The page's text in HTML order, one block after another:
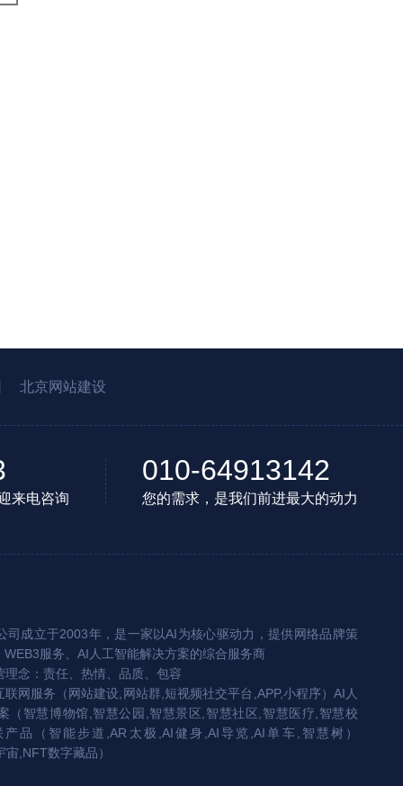
北京网站建设
来电咨询
010-64913142
您的需求，是我们前进最大的动力
司成立于2003年，是一家以AI为核心驱动力，提供网络品牌策
服务、AI人工智能解决方案的综合服务商
理念：责任、热情、品质、包容
网服务（网站建设,网站群,短视频社交平台,APP,小程序）AI人
（智慧博物馆,智慧公园,智慧景区,智慧社区,智慧医疗,智慧校
品（智能步道,AR太极,AI健身,AI导览,AI单车,智慧树）
,NFT数字藏品）